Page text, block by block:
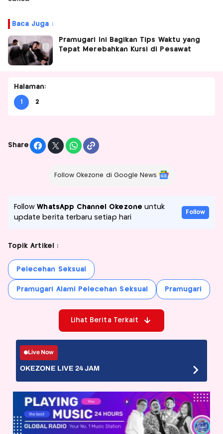
Baca Juga :
Pramugari Ini Bagikan Tips Waktu yang
Tepat Merebahkan Kursi di Pesawat
Halaman:
1 2
Share
Follow Okezone di Google News
FollowWhatsApp Channel Okezone untuk
update berita terbaru setiap hari
Follow
Topik Artikel :
Pelecehan Seksual
Pramugari Alami Pelecehan Seksual Pramugari
Lihat Berita Terkait
Live Now
OKEZONE LIVE 24 JAM